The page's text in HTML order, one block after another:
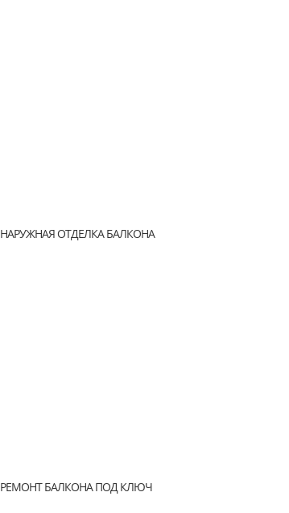
НАРУЖНАЯ ОТДЕЛКА БАЛКОНА
РЕМОНТ БАЛКОНА ПОД КЛЮЧ